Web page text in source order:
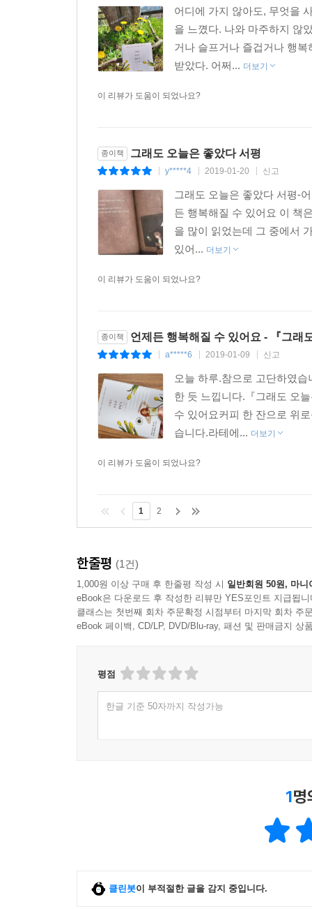
당시[청춘시대]라는 드라마에 푹 빠져 있었는데,
모두가 잠든 늦은 밤 어둠 속에서 드라마를 보곤 했
그런데 한 캐릭터가 유독 마음을 콕콕 찔렀다.
힘들고 벅찬 매일을 견뎌 내면서 일주일에 딱 한 번
그날은 진명처럼 나도 맥주에 기대어 보고 싶었다.
원하게 되고 떠올리게 만드는 걸까.
그 여름 맥주를 마셔 봤느냐고 묻는다면, 안타깝게
외롭게 사는 것에 익숙하고, 꾹꾹 담아 두는 것에
어쩌다 마주치는 시원한 맥주 광고를 보며 상상에
그런대로 살 만한가 보다. ---「맥주의 맛」중에서
여기에서 말하는 평범하게 사는 일이란 보통을 유
잠깐 쏟아지는 소나기이길 간절히 원한다.
끙끙 앓게 만드는 일만 아니면 소나기는 얼마든지
나를 뒤흔들어 버리는 큰일만 아니면 된다.
대신 아주 큰 행복도 기대하지 않기로 한다.
행복도 적당히, 슬픔도 적당히.
적당한 삶을 살아가고 싶다.
돌멩이 하나 던져도 금세 잔잔해지는,
---「적당히, 평범하게」중에서
좋겠다’는 말을 들으면 불쑥 화가 나기도 한다.
방바닥에 앉아 귤을 까먹고, 조용한 방 안에서 나
정직하고 반듯하게 정성을 꾹꾹 눌러 담아서 그
이토록 평범한 일상에서 행복을 발견해낸 사람은
어디에 가지 않아도, 무엇을
을 느꼈다. 나와 마주하지 않
거나 슬프거나 즐겁거나 행
받았다. 어쩌... 더보기
이 리뷰가 도움이 되었나요?
종이책 그래도 오늘은 좋았다 서평
y*****4 2019-01-20 신고
그래도 오늘은 좋았다 서평-
든 행복해질 수 있어요 이 책
을 많이 읽었는데 그 중에서
있어... 더보기
이 리뷰가 도움이 되었나요?
종이책 언제든 행복해질 수 있어요 - 『그래
a*****6 2019-01-09 신고
오늘 하루.참으로 고단하였
한 듯 느낍니다.『그래도 오
수 있어요커피 한 잔으로 위
습니다.라테에... 더보기
이 리뷰가 도움이 되었나요?
1 2
한줄평 (1건)
1,000원 이상 구매 후 한줄평 작성 시 일반회원 50원, 마니
eBook은 다운로드 후 작성한 리뷰만 YES포인트 지급됩니
클래스는 첫번째 회차 주문확정 시점부터 마지막 회차 주
eBook 페이백, CD/LP, DVD/Blu-ray, 패션 및 판매금지 상
평점
한글 기준 50자까지 작성가능
1명
클린봇이 부적절한 글을 감지 중입니다.